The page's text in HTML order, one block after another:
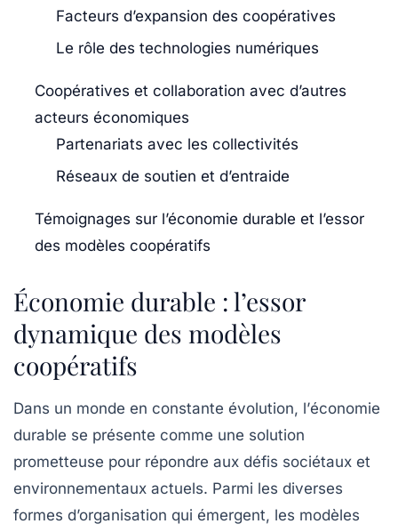
Facteurs d’expansion des coopératives
Le rôle des technologies numériques
Coopératives et collaboration avec d’autres
acteurs économiques
Partenariats avec les collectivités
Réseaux de soutien et d’entraide
Témoignages sur l’économie durable et l’essor
des modèles coopératifs
Économie durable : l’essor
dynamique des modèles
coopératifs
Dans un monde en constante évolution, l’économie
durable se présente comme une solution
prometteuse pour répondre aux défis sociétaux et
environnementaux actuels. Parmi les diverses
formes d’organisation qui émergent, les modèles